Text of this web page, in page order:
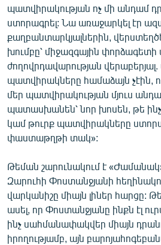
պատվիրակության ոչ մի անդամ
ստորագրել: Նա առաջարկել էր
քաղբանտարկյալներին,
խումբը՝ միջազգային փորձագետի
ժողովրդավարության
պատվիրակները համաձայն չէին,
մեր պատվիրակության մյուս
պատասխանեն՝ նոր խոսեն, թե
կամ թուրք պատվիրակները
փաստաթղթի տակ»:
Թեման շարունակում է
Զարուհի Փոստանջյանի
վարկանիշը միայն լիներ հարցը:
ասել, որ Փոստանջյանը ինքն էլ
ինչ սահմանափակվեր միայն
իրողությամբ, այն